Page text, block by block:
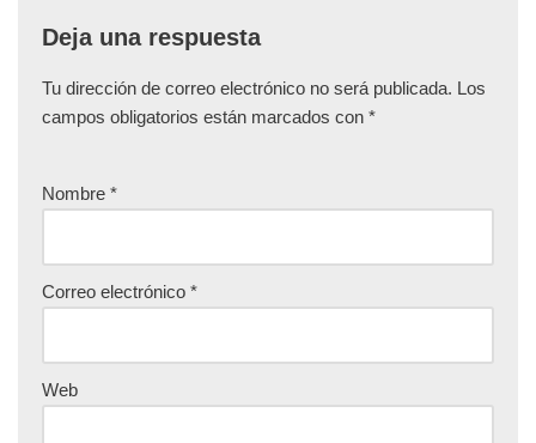
Deja una respuesta
Tu dirección de correo electrónico no será publicada. Los
campos obligatorios están marcados con *
Nombre *
Correo electrónico *
Web